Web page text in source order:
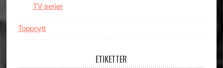
TV-serier
Toppnytt
ETIKETTER